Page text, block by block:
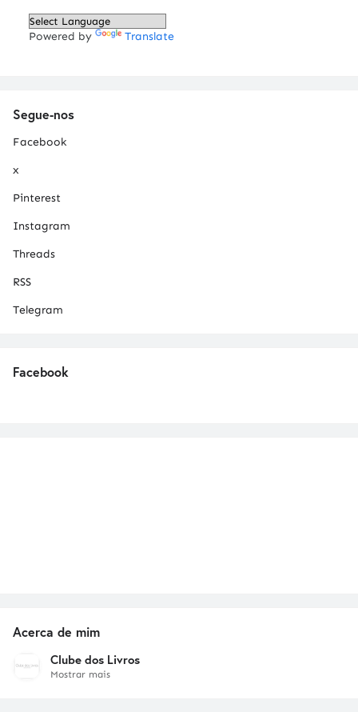
Powered by Translate
Segue-nos
Facebook
x
Pinterest
Instagram
Threads
RSS
Telegram
Facebook
Acerca de mim
Clube dos Livros
Mostrar mais